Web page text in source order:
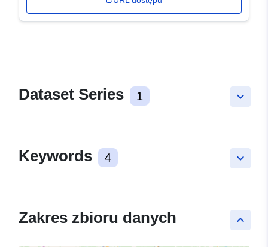
keyboard_arrow_down
Dataset Series 1
keyboard_arrow_down
Keywords 4
keyboard_arrow_up
Zakres zbioru danych